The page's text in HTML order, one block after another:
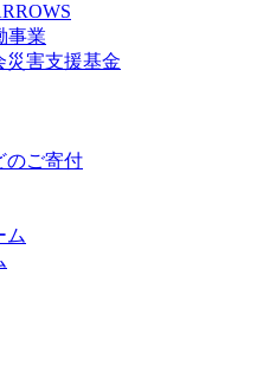
事業
災害支援基金
のご寄付
ム